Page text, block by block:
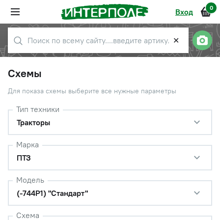
Вход 0
✕
Схемы
Для показа схемы выберите все нужные параметры
Тип техники
Тракторы
Марка
ПТЗ
Модель
(-744Р1) "Стандарт"
Схема